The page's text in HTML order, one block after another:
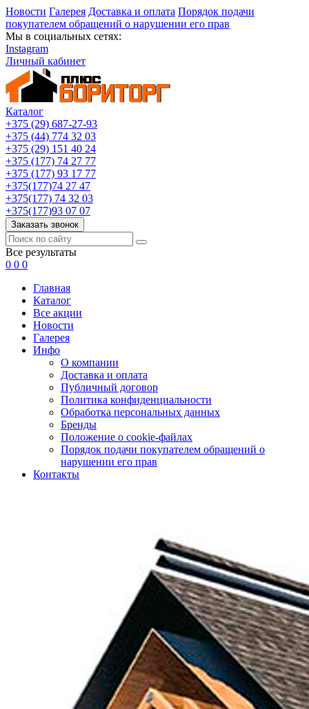
Новости Галерея Доставка и оплата Порядок подачи
покупателем обращений о нарушении его прав
Мы в социальных сетях:
Instagram
Личный кабинет
Каталог
+375 (29) 687-27-93
+375 (44) 774 32 03
+375 (29) 151 40 24
+375 (177) 74 27 77
+375 (177) 93 17 77
+375(177)74 27 47
+375(177) 74 32 03
+375(177)93 07 07
Заказать звонок
Все результаты
0 0 0
Главная
Каталог
Все акции
Новости
Галерея
Инфо
О компании
Доставка и оплата
Публичный договор
Политика конфиденциальности
Обработка персональных данных
Бренды
Положение о cookie-файлах
Порядок подачи покупателем обращений о
нарушении его прав
Контакты